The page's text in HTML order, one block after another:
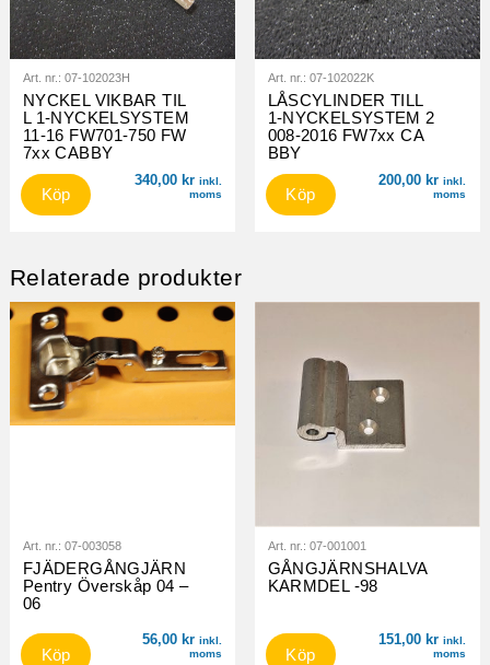
Art. nr.: 07-102023H
NYCKEL VIKBAR TIL
L 1-NYCKELSYSTEM
11-16 FW701-750 FW
7xx CABBY
340,00 kr inkl.
moms
Köp
Art. nr.: 07-102022K
LÅSCYLINDER TILL
1-NYCKELSYSTEM 2
008-2016 FW7xx CA
BBY
200,00 kr inkl.
moms
Köp
Relaterade produkter
Art. nr.: 07-003058
FJÄDERGÅNGJÄRN
Pentry Överskåp 04 –
06
56,00 kr inkl.
moms
Köp
Art. nr.: 07-001001
GÅNGJÄRNSHALVA
KARMDEL -98
151,00 kr inkl.
moms
Köp